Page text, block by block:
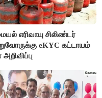
எரிவாயு சிலிண்டர்
eKYC கட்டாயம்